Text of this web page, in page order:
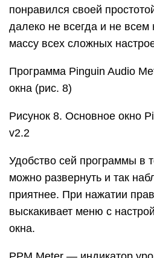
понравился своей
далеко не всегда и не всем
массу всех сложных
Программа Pinguin Audio
окна (рис. 8)
Рисунок 8. Основное окно
v2.2
Удобство сей программы в
можно развернуть и так
приятнее. При нажатии
выскакивает меню с
окна.